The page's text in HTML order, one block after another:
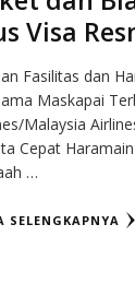
Visa
Fasilitas dan
Maskapai
Malaysia
Cepat
…
SELENGKAPNYA